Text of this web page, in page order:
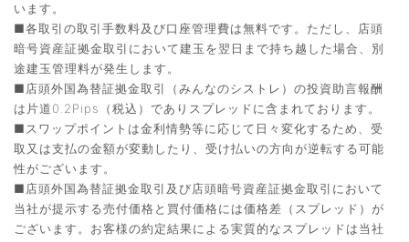
います。
■各取引の取引手数料及び口座管理費は無料です。ただし、店頭
暗号資産証拠金取引において建玉を翌日まで持ち越した場合、別
途建玉管理料が発生します。
■店頭外国為替証拠金取引（みんなのシストレ）の投資助言報酬
は片道0.2Pips（税込）でありスプレッドに含まれております。
■スワップポイントは金利情勢等に応じて日々変化するため、受
取又は支払の金額が変動したり、受け払いの方向が逆転する可能
性がございます。
■店頭外国為替証拠金取引及び店頭暗号資産証拠金取引において
当社が提示する売付価格と買付価格には価格差（スプレッド）が
ございます。お客様の約定結果による実質的なスプレッドは当社